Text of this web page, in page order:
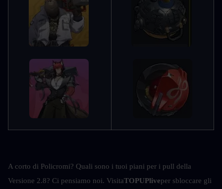
A corto di Policromi? Quali sono i tuoi piani per i pull della
Versione 2.8? Ci pensiamo noi. VisitaTOPUPliveper sbloccare gli